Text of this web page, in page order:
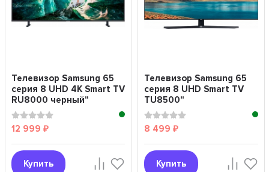
Телевизор Samsung 65
серия 8 UHD 4K Smart TV
RU8000 черный"
12 999 ₽
Купить
Телевизор Samsung 65
серия 8 UHD Smart TV
TU8500"
8 499 ₽
Купить